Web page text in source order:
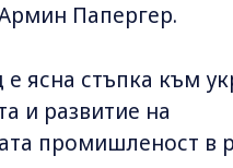
Папергер.
е ясна стъпка към
и развитие на
промишленост в